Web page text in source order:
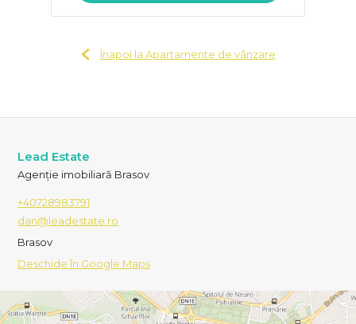
Înapoi la Apartamente de vânzare
Lead Estate
Agenție imobiliară Brasov
+40728983791
dan@leadestate.ro
Brasov
Deschide în Google Maps